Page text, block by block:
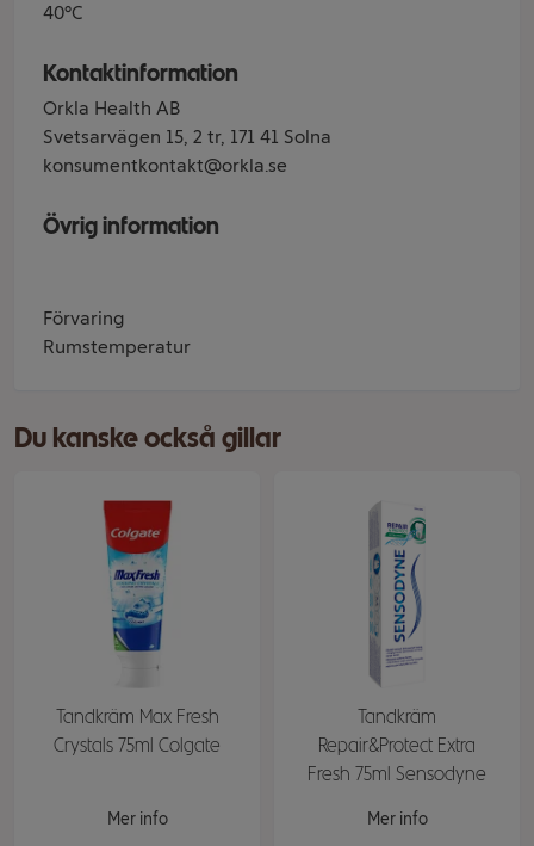
40°C
Kontaktinformation
Orkla Health AB
Svetsarvägen 15, 2 tr, 171 41 Solna
konsumentkontakt@orkla.se
Övrig information
Förvaring
Rumstemperatur
Du kanske också gillar
Tandkräm Max Fresh
Crystals 75ml Colgate
Mer info
Tandkräm
Repair&Protect Extra
Fresh 75ml Sensodyne
Mer info